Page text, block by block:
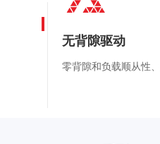
无背隙驱动
零背隙和负载顺从性